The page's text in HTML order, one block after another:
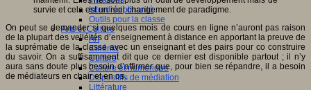
Interdisciplinarité
Outils pour la classe
Arts et Culture
Art
Cinéma
Culture
Culture et numérique
Dispositifs de médiation
Littérature
survie et cela est un réel changement de paradigme.
On peut se demander si quelques mois de cours en ligne n’auront pas raison
de la plupart des velléités d’enseignement à distance en apportant la preuve de
la suprématie de la classe avec un enseignant et des pairs pour co construire
du savoir. On a suffisamment dit que ce dernier est disponible partout ; il n’y
aura sans doute plus besoin d’affirmer que, pour bien se répandre, il a besoin
de médiateurs en chair et en os.